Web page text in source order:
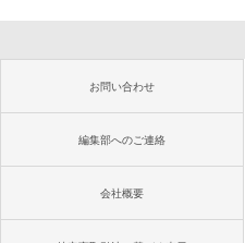
お問い合わせ
編集部へのご連絡
会社概要